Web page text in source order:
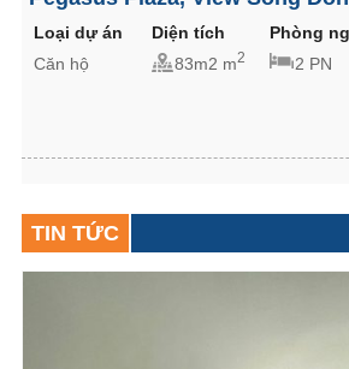
Loại dự án Diện tích Phòng
Căn hộ
83m2 m2 2 PN
TIN TỨC